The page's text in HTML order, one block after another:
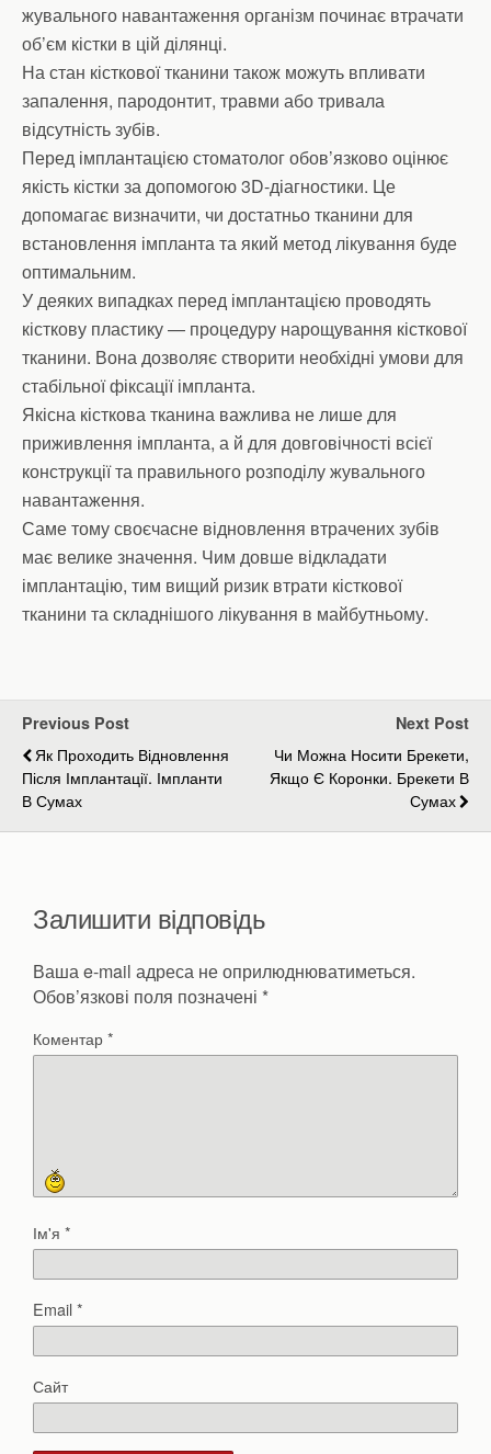
жувального навантаження організм починає втрачати
об’єм кістки в цій ділянці.
На стан кісткової тканини також можуть впливати
запалення, пародонтит, травми або тривала
відсутність зубів.
Перед імплантацією стоматолог обов’язково оцінює
якість кістки за допомогою 3D-діагностики. Це
допомагає визначити, чи достатньо тканини для
встановлення імпланта та який метод лікування буде
оптимальним.
У деяких випадках перед імплантацією проводять
кісткову пластику — процедуру нарощування кісткової
тканини. Вона дозволяє створити необхідні умови для
стабільної фіксації імпланта.
Якісна кісткова тканина важлива не лише для
приживлення імпланта, а й для довговічності всієї
конструкції та правильного розподілу жувального
навантаження.
Саме тому своєчасне відновлення втрачених зубів
має велике значення. Чим довше відкладати
імплантацію, тим вищий ризик втрати кісткової
тканини та складнішого лікування в майбутньому.
Previous Post
Як Проходить Відновлення
Після Імплантації. Імпланти
В Сумах
Next Post
Чи Можна Носити Брекети,
Якщо Є Коронки. Брекети В
Сумах
Залишити відповідь
Ваша e-mail адреса не оприлюднюватиметься.
Обов’язкові поля позначені *
Коментар*
Ім'я *
Email*
Сайт